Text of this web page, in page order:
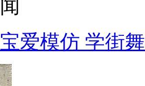
爱模仿 学街